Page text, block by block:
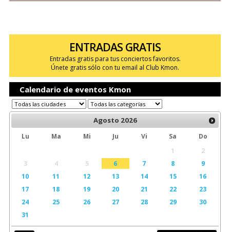
ENTRADAS GRATIS
Entradas gratis para tus conciertos favoritos.
Únete gratis sólo con tu email al Club Kmon.
Calendario de eventos Kmon
Agosto 2026
Lu Ma Mi Ju Vi Sa
Do
1
2
3
4 5 6 7 8
9
10
11 12 13 14 15
16
17
18 19 20 21 22
23
24
25 26 27 28 29
30
31